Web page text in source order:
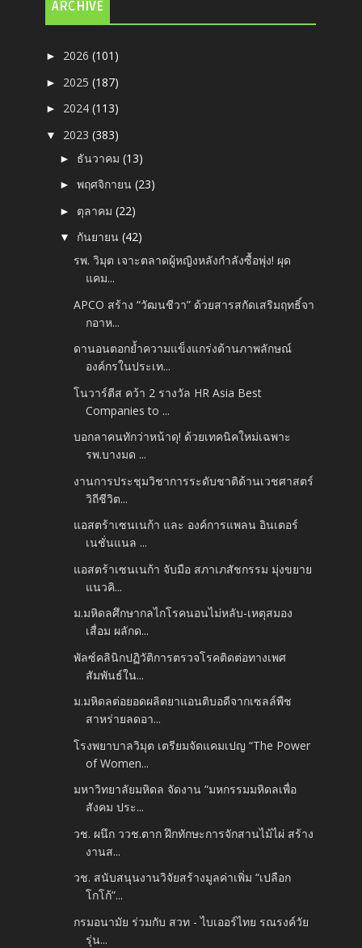
ARCHIVE
► 2026(101)
► 2025(187)
► 2024(113)
▼ 2023(383)
► ธันวาคม(13)
►พฤศจิกายน(23)
► ตุลาคม(22)
▼ กันยายน(42)
รพ. วิมุต เจาะตลาดผู้หญิงหลังกำลังซื้อพุ่ง! ผุด
แคม...
APCO สร้าง “วัฒนชีวา” ด้วยสารสกัดเสริมฤทธิ์จา
กอาห...
ดานอนตอกย้ำความแข็งแกร่งด้านภาพลักษณ์
องค์กรในประเท...
โนวาร์ตีส คว้า 2 รางวัล HR Asia Best
Companies to ...
บอกลาคนทักว่าหน้าดุ! ด้วยเทคนิคใหม่เฉพาะ
รพ.บางมด ...
งานการประชุมวิชาการระดับชาติด้านเวชศาสตร์
วิถีชีวิต...
แอสตร้าเซนเนก้า และ องค์การแพลน อินเตอร์
เนชั่นแนล ...
แอสตร้าเซนเนก้า จับมือ สภาเภสัชกรรม มุ่งขยาย
แนวคิ...
ม.มหิดลศึกษากลไกโรคนอนไม่หลับ-เหตุสมอง
เสื่อม ผลักด...
พัลซ์คลินิกปฏิวัติการตรวจโรคติดต่อทางเพศ
สัมพันธ์ใน...
ม.มหิดลต่อยอดผลิตยาแอนติบอดีจากเซลล์พืช
สาหร่ายลดอา...
โรงพยาบาลวิมุต เตรียมจัดแคมเปญ “The Power
of Women...
มหาวิทยาลัยมหิดล จัดงาน “มหกรรมมหิดลเพื่อ
สังคม ประ...
วช. ผนึก ววช.ตาก ฝึกทักษะการจักสานไม้ไผ่ สร้าง
งานส...
วช. สนับสนุนงานวิจัยสร้างมูลค่าเพิ่ม “เปลือก
โกโก้”...
กรมอนามัย ร่วมกับ สวท - ไบเออร์ไทย รณรงค์วัย
รุ่น...